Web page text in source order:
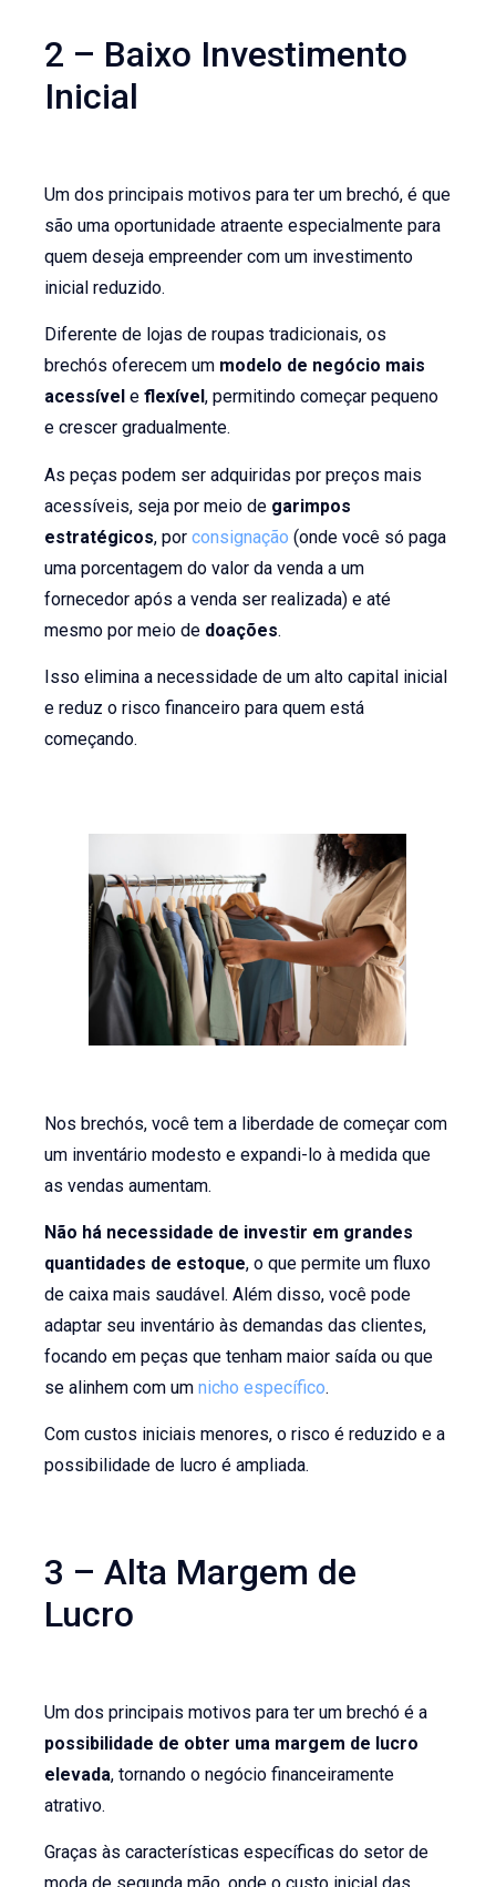
2 – Baixo Investimento
Inicial
Um dos principais motivos para ter um brechó, é que
são uma oportunidade atraente especialmente para
quem deseja empreender com um investimento
inicial reduzido.
Diferente de lojas de roupas tradicionais, os
brechós oferecem um modelo de negócio mais
acessível eflexível, permitindo começar pequeno
e crescer gradualmente.
As peças podem ser adquiridas por preços mais
acessíveis, seja por meio de garimpos
estratégicos, porconsignação (onde você só paga
uma porcentagem do valor da venda a um
fornecedor após a venda ser realizada) e até
mesmo por meio de doações.
Isso elimina a necessidade de um alto capital inicial
e reduz o risco financeiro para quem está
começando.
Nos brechós, você tem a liberdade de começar com
um inventário modesto e expandi-lo à medida que
as vendas aumentam.
Não há necessidade de investir em grandes
quantidades de estoque, o que permite um fluxo
de caixa mais saudável. Além disso, você pode
adaptar seu inventário às demandas das clientes,
focando em peças que tenham maior saída ou que
se alinhem com umnicho específico.
Com custos iniciais menores, o risco é reduzido e a
possibilidade de lucro é ampliada.
3 – Alta Margem de
Lucro
Um dos principais motivos para ter um brechó é a
possibilidade de obter uma margem de lucro
elevada, tornando o negócio financeiramente
atrativo.
Graças às características específicas do setor de